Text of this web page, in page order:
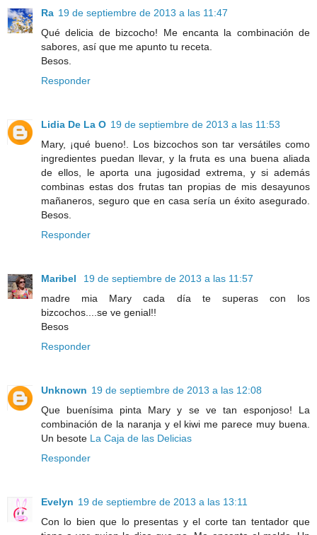
Ra 19 de septiembre de 2013 a las 11:47
Qué delicia de bizcocho! Me encanta la combinación de
sabores, así que me apunto tu receta.
Besos.
Responder
Lidia De La O 19 de septiembre de 2013 a las 11:53
Mary, ¡qué bueno!. Los bizcochos son tar versátiles como
ingredientes puedan llevar, y la fruta es una buena aliada
de ellos, le aporta una jugosidad extrema, y si además
combinas estas dos frutas tan propias de mis desayunos
mañaneros, seguro que en casa sería un éxito asegurado.
Besos.
Responder
Maribel
19 de septiembre de 2013 a las 11:57
madre mia Mary cada día te superas con los
bizcochos....se ve genial!!
Besos
Responder
Unknown 19 de septiembre de 2013 a las 12:08
Que buenísima pinta Mary y se ve tan esponjoso! La
combinación de la naranja y el kiwi me parece muy buena.
Un besote La Caja de las Delicias
Responder
Evelyn 19 de septiembre de 2013 a las 13:11
Con lo bien que lo presentas y el corte tan tentador que